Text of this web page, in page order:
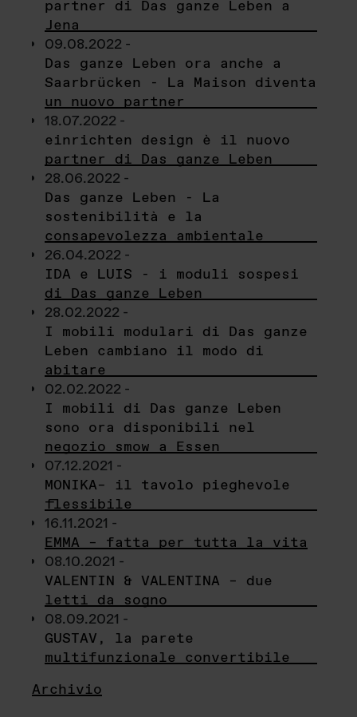
partner di Das ganze Leben a
Jena
09.08.2022 -
Das ganze Leben ora anche a
Saarbrücken - La Maison diventa
un nuovo partner
18.07.2022 -
einrichten design è il nuovo
partner di Das ganze Leben
28.06.2022 -
Das ganze Leben - La
sostenibilità e la
consapevolezza ambientale
26.04.2022 -
IDA e LUIS - i moduli sospesi
di Das ganze Leben
28.02.2022 -
I mobili modulari di Das ganze
Leben cambiano il modo di
abitare
02.02.2022 -
I mobili di Das ganze Leben
sono ora disponibili nel
negozio smow a Essen
07.12.2021 -
MONIKA– il tavolo pieghevole
flessibile
16.11.2021 -
EMMA – fatta per tutta la vita
08.10.2021 -
VALENTIN & VALENTINA – due
letti da sogno
08.09.2021 -
GUSTAV, la parete
multifunzionale convertibile
Archivio